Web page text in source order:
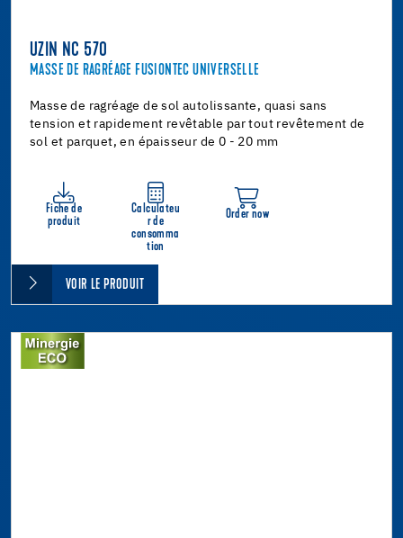
UZIN NC 570
MASSE DE RAGRÉAGE FUSIONTEC UNIVERSELLE
Masse de ragréage de sol autolissante, quasi sans
tension et rapidement revêtable par tout revêtement de
sol et parquet, en épaisseur de 0 - 20 mm
Fiche de
produit
Calculateu
r de
consomma
tion
Order now
VOIR LE PRODUIT